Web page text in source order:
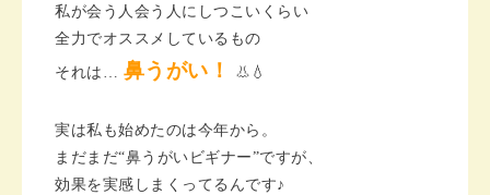
私が会う人会う人にしつこいくらい
全力でオススメしているもの
それは… 鼻うがい！ 👃💧
実は私も始めたのは今年から。
まだまだ“鼻うがいビギナー”ですが、
効果を実感しまくってるんです♪